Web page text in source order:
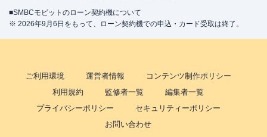
■SMBCモビットのローン契約機について
※ 2026年9月6日をもって、ローン契約機での申込・カード受取は終了。
ご利用環境 運営者情報
コンテンツ制作ポリシー
利用規約
監修者一覧
編集者一覧
プライバシーポリシー
セキュリティーポリシー
お問い合わせ